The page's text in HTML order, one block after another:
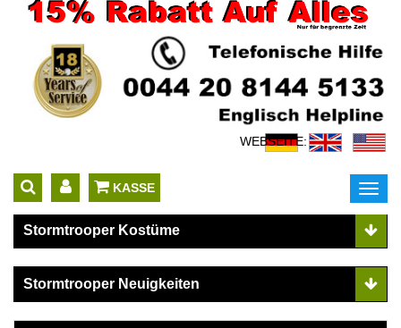
WEBSEITE:
KASSE
Stormtrooper Kostüme
Stormtrooper Neuigkeiten